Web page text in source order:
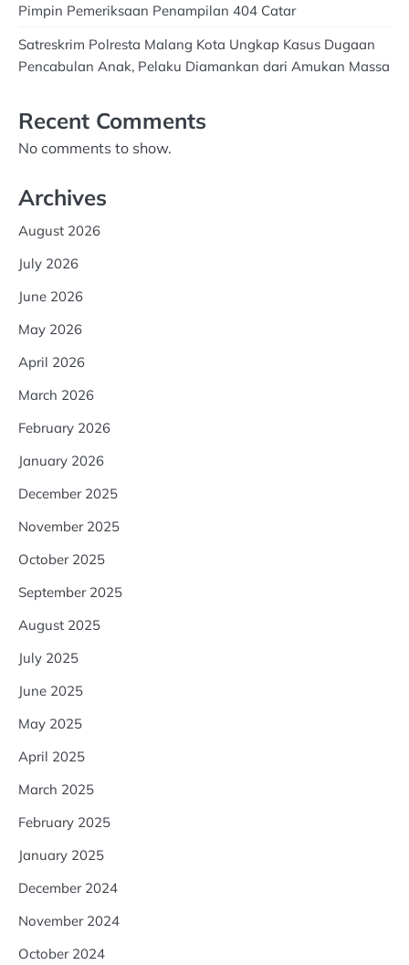
Pimpin Pemeriksaan Penampilan 404 Catar
Satreskrim Polresta Malang Kota Ungkap Kasus Dugaan
Pencabulan Anak, Pelaku Diamankan dari Amukan Massa
Recent Comments
No comments to show.
Archives
August 2026
July 2026
June 2026
May 2026
April 2026
March 2026
February 2026
January 2026
December 2025
November 2025
October 2025
September 2025
August 2025
July 2025
June 2025
May 2025
April 2025
March 2025
February 2025
January 2025
December 2024
November 2024
October 2024